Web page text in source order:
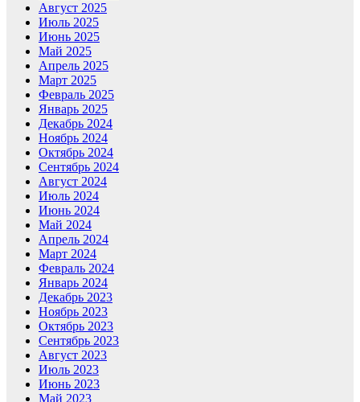
Август 2025
Июль 2025
Июнь 2025
Май 2025
Апрель 2025
Март 2025
Февраль 2025
Январь 2025
Декабрь 2024
Ноябрь 2024
Октябрь 2024
Сентябрь 2024
Август 2024
Июль 2024
Июнь 2024
Май 2024
Апрель 2024
Март 2024
Февраль 2024
Январь 2024
Декабрь 2023
Ноябрь 2023
Октябрь 2023
Сентябрь 2023
Август 2023
Июль 2023
Июнь 2023
Май 2023